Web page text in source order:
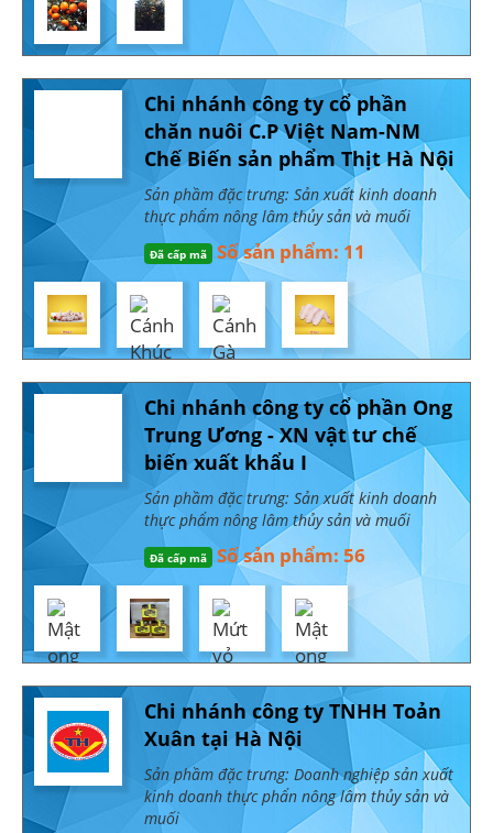
Chi nhánh công ty cổ phần
chăn nuôi C.P Việt Nam-NM
Chế Biến sản phẩm Thịt Hà Nội
Sản phầm đặc trưng: Sản xuất kinh doanh
thực phẩm nông lâm thủy sản và muối
Đã cấp mã Số sản phẩm: 11
Chi nhánh công ty cổ phần Ong
Trung Ương - XN vật tư chế
biến xuất khẩu I
Sản phầm đặc trưng: Sản xuất kinh doanh
thực phẩm nông lâm thủy sản và muối
Đã cấp mã Số sản phẩm: 56
Chi nhánh công ty TNHH Toản
Xuân tại Hà Nội
Sản phầm đặc trưng: Doanh nghiệp sản xuất
kinh doanh thực phẩn nông lâm thủy sản và
muối